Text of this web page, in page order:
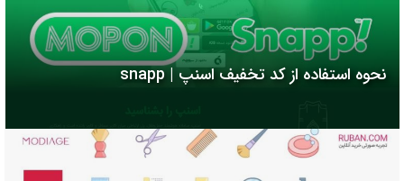
دوستان
خود
به
بگذارید.
نحوه استفاده از کد تخفیف اسنپ | snapp